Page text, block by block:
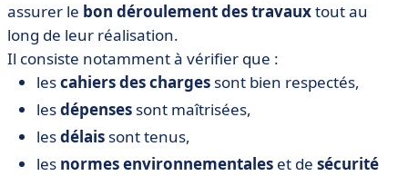
assurer le bon déroulement des travauxtout au
long de leur réalisation.
Il consiste notamment à vérifier que :
lescahiers des charges sont bien respectés,
lesdépenses sont maîtrisées,
lesdélais sont tenus,
les normes environnementales et de sécurité